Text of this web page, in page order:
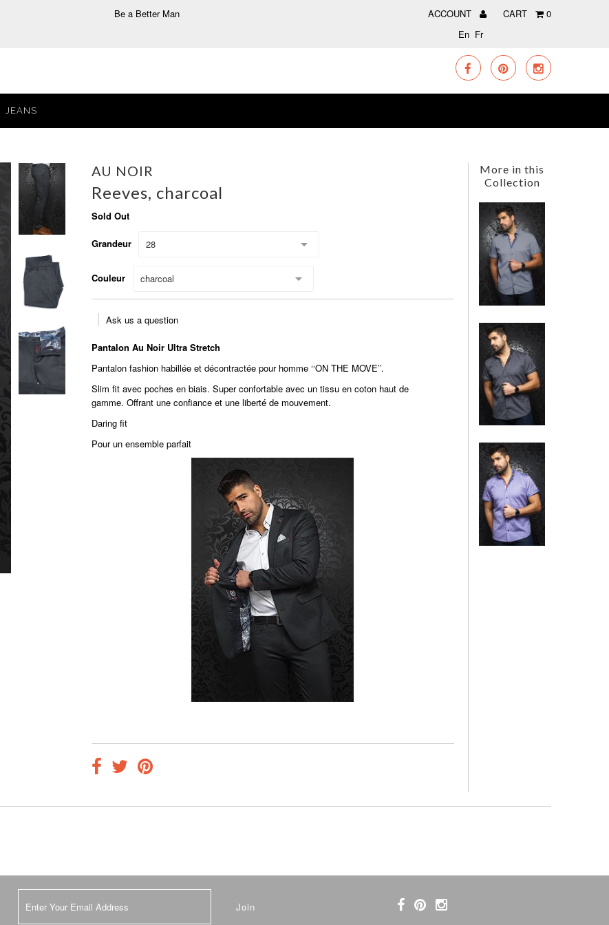
Be a Better Man
ACCOUNT
En Fr
CART 0
JEANS
AU NOIR
Reeves, charcoal
Sold Out
Grandeur 28
Couleur charcoal
Ask us a question
Pantalon Au Noir Ultra Stretch
Pantalon fashion habillée et décontractée pour homme ‘‘ON THE MOVE’’.
Slim fit avec poches en biais. Super confortable avec un tissu en coton haut de
gamme. Offrant une confiance et une liberté de mouvement.
Daring fit
Pour un ensemble parfait
More in this
Collection